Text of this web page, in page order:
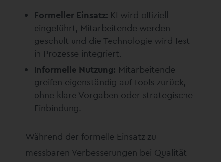
Formeller Einsatz: KI wird offiziell
eingeführt, Mitarbeitende werden
geschult und die Technologie wird fest
in Prozesse integriert.
Informelle Nutzung: Mitarbeitende
greifen eigenständig auf Tools zurück,
ohne klare Vorgaben oder strategische
Einbindung.
Während der formelle Einsatz zu
messbaren Verbesserungen bei Qualität